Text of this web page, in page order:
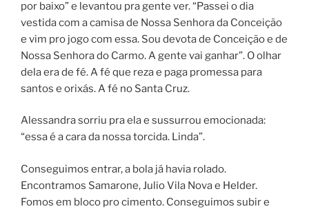
por baixo” e levantou pra gente ver. “Passei o dia
vestida com a camisa de Nossa Senhora da Conceição
e vim pro jogo com essa. Sou devota de Conceição e de
Nossa Senhora do Carmo. A gente vai ganhar”. O olhar
dela era de fé. A fé que reza e paga promessa para
santos e orixás. A fé no Santa Cruz.
Alessandra sorriu pra ela e sussurrou emocionada:
“essa é a cara da nossa torcida. Linda”.
Conseguimos entrar, a bola já havia rolado.
Encontramos Samarone, Julio Vila Nova e Helder.
Fomos em bloco pro cimento. Conseguimos subir e